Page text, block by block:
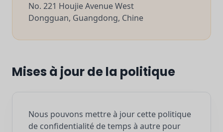
No. 221 Houjie Avenue West
Dongguan, Guangdong, Chine
Mises à jour de la politique
Nous pouvons mettre à jour cette politique
de confidentialité de temps à autre pour